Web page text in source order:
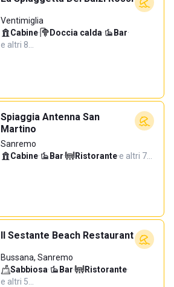
Ventimiglia
Cabine· Doccia calda· Bar·
e altri 8…
Spiaggia Antenna San
Martino
Sanremo
Cabine· Bar· Ristorante·e altri 7…
Il Sestante Beach Restaurant
Bussana, Sanremo
Sabbiosa· Bar· Ristorante·
e altri 5…